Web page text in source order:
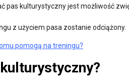
pas kulturystyczny jest możliwość
z użyciem pasa zostanie odciążony.
pomogą na treningu?